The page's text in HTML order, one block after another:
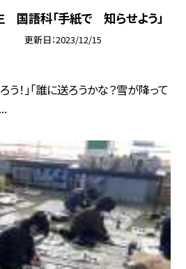
国語科「手紙で 知らせよう」
更新日 2023/12/15
！」「誰に送ろうかな？雪が降って